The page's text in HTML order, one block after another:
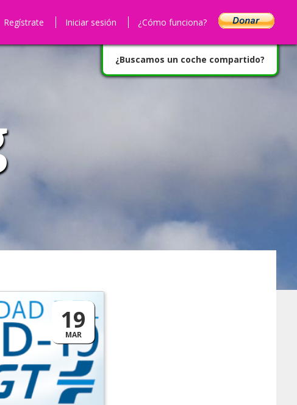
Regístrate Iniciar sesión ¿Cómo funciona?
¿Buscamos un coche compartido?
19
MAR